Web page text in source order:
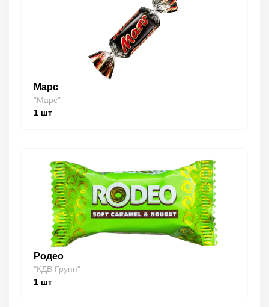
Марс
"Марс"
1 шт
Родео
"КДВ Групп"
1 шт